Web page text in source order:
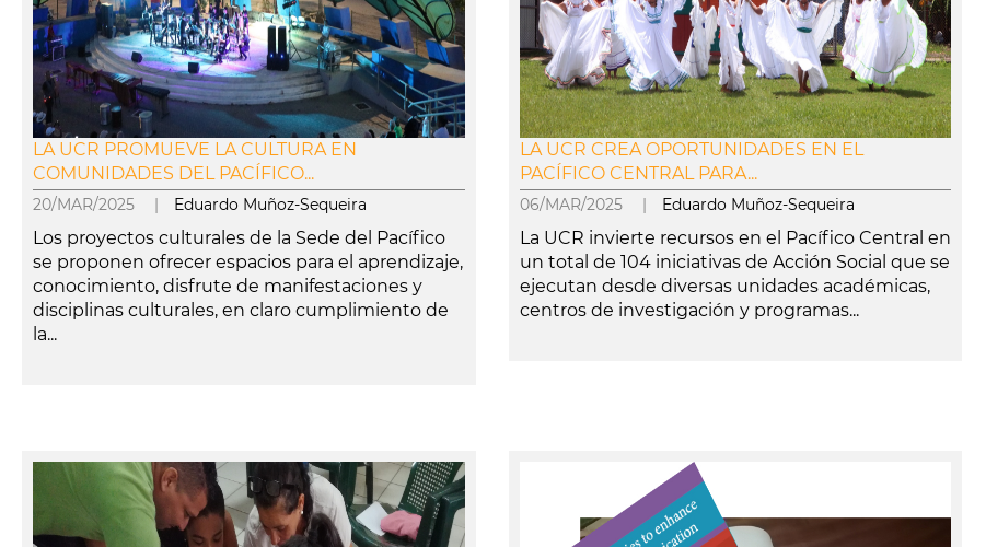
LA UCR PROMUEVE LA CULTURA EN
COMUNIDADES DEL PACÍFICO...
20/MAR/2025 | Eduardo Muñoz-Sequeira
Los proyectos culturales de la Sede del Pacífico
se proponen ofrecer espacios para el aprendizaje,
conocimiento, disfrute de manifestaciones y
disciplinas culturales, en claro cumplimiento de
la...
LA UCR CREA OPORTUNIDADES EN EL
PACÍFICO CENTRAL PARA...
06/MAR/2025 | Eduardo Muñoz-Sequeira
La UCR invierte recursos en el Pacífico Central en
un total de 104 iniciativas de Acción Social que se
ejecutan desde diversas unidades académicas,
centros de investigación y programas...